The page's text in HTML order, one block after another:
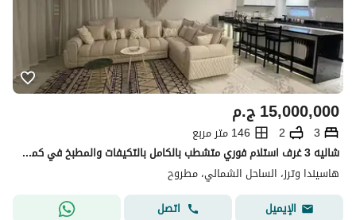
ج.م15,000,000
3
2
146 متر مربع
شاليه 3 غرف استلام فوري متشطب بالكامل بالتكيفات والمطبخ في كمبوند هاسيندا وترز بالم هيلز الساحل الشمالي
هاسيندا وترز، الساحل الشمالي، مطروح
الإيميل
اتصل